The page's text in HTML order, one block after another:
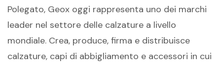
Polegato, Geox oggi rappresenta uno dei marchi
leader nel settore delle calzature a livello
mondiale. Crea, produce, firma e distribuisce
calzature, capi di abbigliamento e accessori in cui